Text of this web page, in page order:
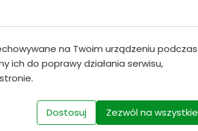
na Twoim urządzeniu podczas
ich do poprawy działania serwisu,
Dostosuj Zezwól na wszystkie